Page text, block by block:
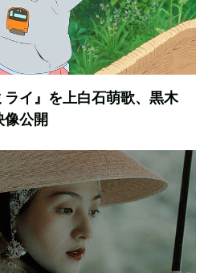
イ』を上白石萌歌、黒木
公開